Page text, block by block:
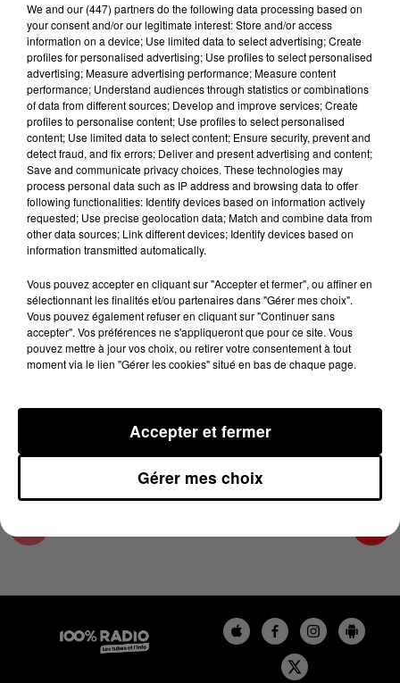
Lecture (1 min 14 sec)
100%
100% Radio l'agenda de l'Ariege
11 juin 2024 - 1 min 14 sec
L'AGENDA DE L'ARIEGE DU 11/06/2024 À
07H50
L'agenda de l'Ariege
We and our (447) partnersdo the following data processing based on
your consent and/or our legitimate interest: Store and/or access
information on a device; Use limited data to select advertising; Create
profiles for personalised advertising; Use profiles to select personalised
advertising; Measure advertising performance; Measure content
performance; Understand audiences through statistics or combinations
of data from different sources; Develop and improve services; Create
profiles to personalise content; Use profiles to select personalised
content; Use limited data to select content; Ensure security, prevent and
detect fraud, and fix errors; Deliver and present advertising and content;
Save and communicate privacy choices. These technologies may
process personal data such as IP address and browsing data to offer
following functionalities: Identify devices based on information actively
requested; Use precise geolocation data; Match and combine data from
other data sources; Link different devices; Identify devices based on
information transmitted automatically.
Vous pouvez accepter en cliquant sur "Accepter et fermer", ou affiner en
sélectionnant les finalités et/ou partenaires dans "Gérer mes choix".
Vous pouvez également refuser en cliquant sur "Continuer sans
accepter". Vos préférences ne s'appliqueront que pour ce site. Vous
pouvez mettre à jour vos choix, ou retirer votre consentement à tout
moment via le lien "Gérer les cookies" situé en bas de chaque page.
Gérer mes choix
Accepter et fermer